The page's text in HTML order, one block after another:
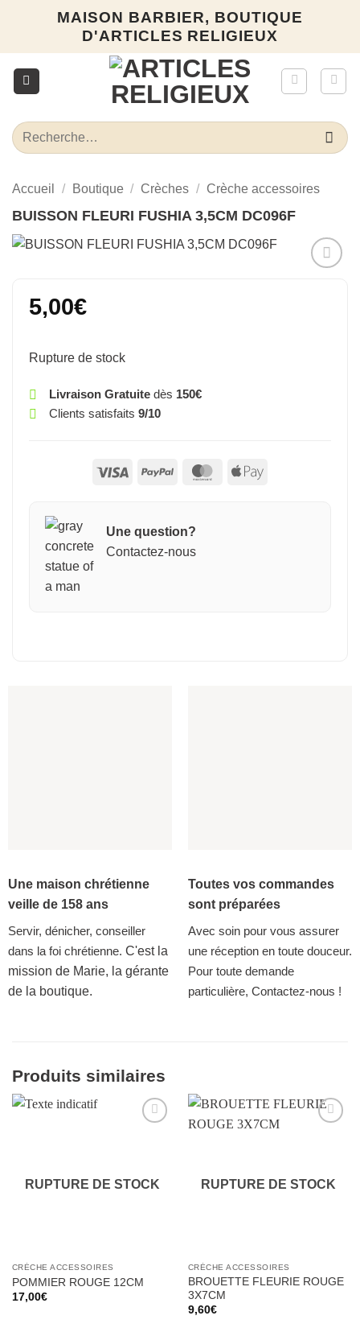
MAISON BARBIER, BOUTIQUE
D'ARTICLES RELIGIEUX
Recherche
pour :
Accueil / Boutique / Crèches / Crèche accessoires
BUISSON FLEURI FUSHIA 3,5CM DC096F
5,00€
Rupture de stock
Livraison Gratuitedès 150€
Clients satisfaits 9/10
Visa PayPal MasterCardApple
Une question?
Contactez-nous
Une maison chrétienne
veille de 158 ans
Servir, dénicher, conseiller
dans la foi chrétienne. C'est la
mission de Marie, la gérante
de la boutique.
Toutes vos commandes
sont préparées
Avec soin pour vous assurer
une réception en toute douceur.
Pour toute demande
particulière, Contactez-nous !
Produits similaires
RUPTURE DE STOCK
CRÈCHE ACCESSOIRES
POMMIER ROUGE 12CM
17,00€
RUPTURE DE STOCK
CRÈCHE ACCESSOIRES
BROUETTE FLEURIE ROUGE
3X7CM
9,60€